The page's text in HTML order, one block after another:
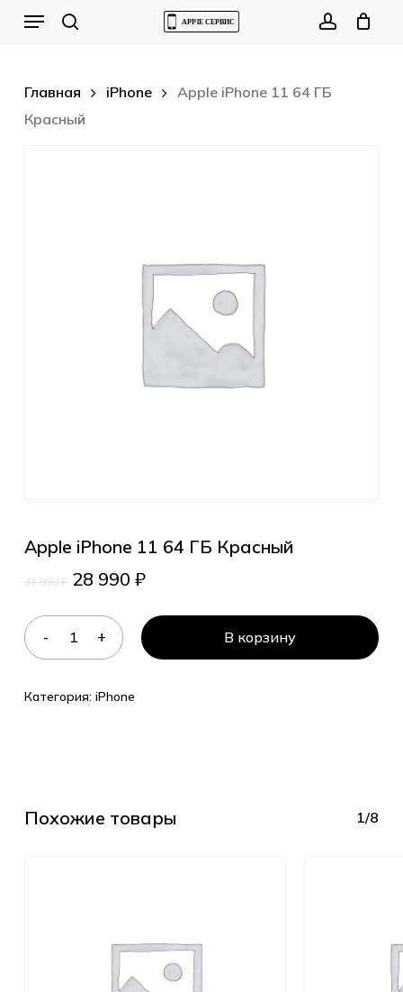
Menu
Главная iPhone
Apple iPhone 11 64 ГБ
Красный
Apple iPhone 11 64 ГБ Красный
37 990₽ 28 990 ₽
В корзину
Категория: iPhone
Похожие товары 1/8